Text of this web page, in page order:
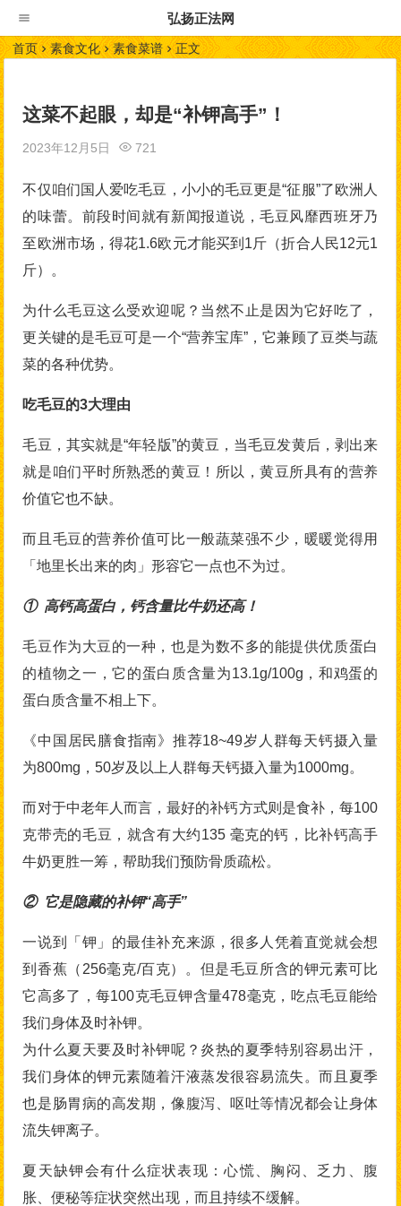
弘扬正法网
首页 素食文化 素食菜谱 正文
这菜不起眼，却是“补钾高手”！
2023年12月5日 721
不仅咱们国人爱吃毛豆，小小的毛豆更是“征服”了欧洲人
的味蕾。前段时间就有新闻报道说，毛豆风靡西班牙乃
至欧洲市场，得花1.6欧元才能买到1斤（折合人民12元1
斤）。
为什么毛豆这么受欢迎呢？当然不止是因为它好吃了，
更关键的是毛豆可是一个“营养宝库”，它兼顾了豆类与蔬
菜的各种优势。
吃毛豆的3大理由
毛豆，其实就是“年轻版”的黄豆，当毛豆发黄后，剥出来
就是咱们平时所熟悉的黄豆！所以，黄豆所具有的营养
价值它也不缺。
而且毛豆的营养价值可比一般蔬菜强不少，暖暖觉得用
「地里长出来的肉」形容它一点也不为过。
① 高钙高蛋白，钙含量比牛奶还高！
毛豆作为大豆的一种，也是为数不多的能提供优质蛋白
的植物之一，它的蛋白质含量为13.1g/100g，和鸡蛋的
蛋白质含量不相上下。
《中国居民膳食指南》推荐18~49岁人群每天钙摄入量
为800mg，50岁及以上人群每天钙摄入量为1000mg。
而对于中老年人而言，最好的补钙方式则是食补，每100
克带壳的毛豆，就含有大约135 毫克的钙，比补钙高手
牛奶更胜一筹，帮助我们预防骨质疏松。
② 它是隐藏的补钾“高手”
一说到「钾」的最佳补充来源，很多人凭着直觉就会想
到香蕉（256毫克/百克）。但是毛豆所含的钾元素可比
它高多了，每100克毛豆钾含量478毫克，吃点毛豆能给
我们身体及时补钾。
为什么夏天要及时补钾呢？炎热的夏季特别容易出汗，
我们身体的钾元素随着汗液蒸发很容易流失。而且夏季
也是肠胃病的高发期，像腹泻、呕吐等情况都会让身体
流失钾离子。
夏天缺钾会有什么症状表现：心慌、胸闷、乏力、腹
胀、便秘等症状突然出现，而且持续不缓解。